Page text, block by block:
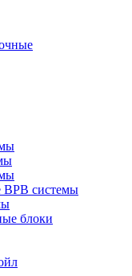
ВРВ системы
блоки